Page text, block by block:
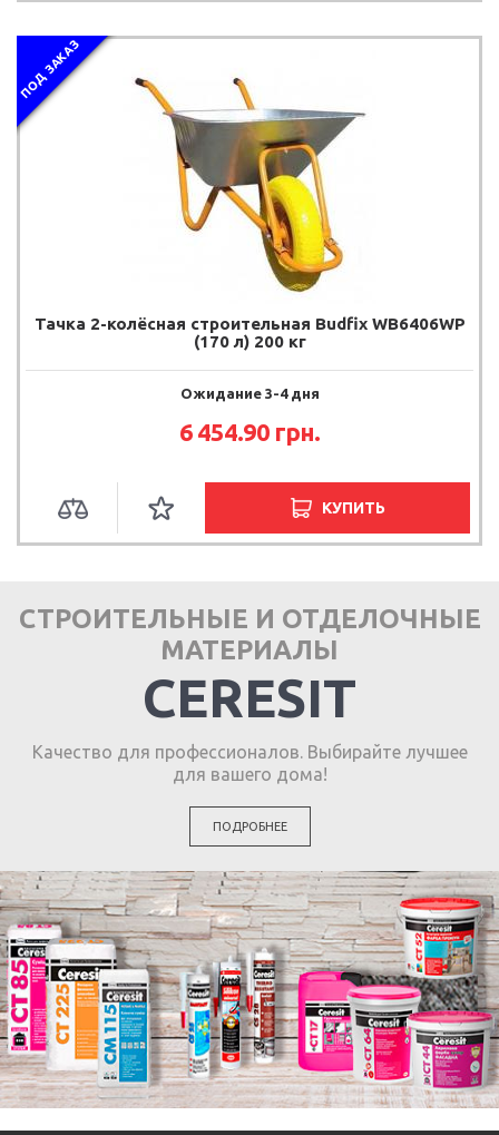
ПОД ЗАКАЗ
Тачка 2-колёсная строительная Budfix WB6406WP
(170 л) 200 кг
Ожидание 3-4 дня
6 454.90 грн.
КУПИТЬ
СТРОИТЕЛЬНЫЕ И ОТДЕЛОЧНЫЕ
МАТЕРИАЛЫ
CERESIT
Качество для профессионалов. Выбирайте лучшее
для вашего дома!
ПОДРОБНЕЕ